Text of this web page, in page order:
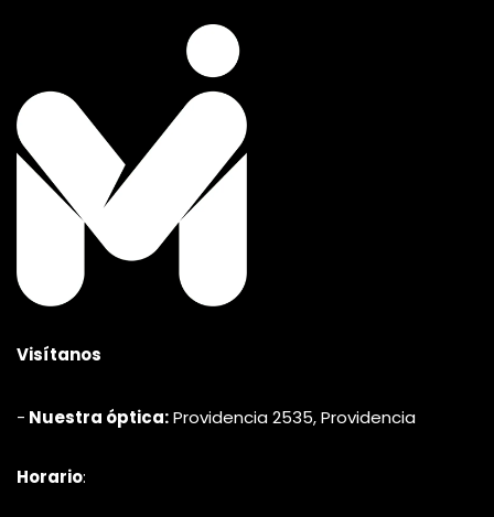
Visítanos
- Nuestra óptica:Providencia 2535, Providencia
Horario: